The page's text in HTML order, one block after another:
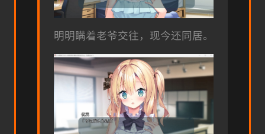
明明瞒着老爷交往，现今还同居。